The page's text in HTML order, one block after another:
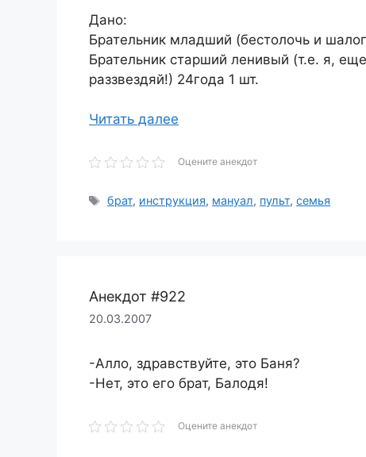
Дано:
Брательник младший (бестолочь и
Брательник старший ленивый (т.е. я,
раззвездяй!) 24года 1 шт.
Читать далее
Оцените анекдот
Метки
брат, инструкция, мануал, пульт,семья
Анекдот #922
20.03.2007
-Алло, здравствуйте, это Баня?
-Нет, это его брат, Балодя!
Оцените анекдот